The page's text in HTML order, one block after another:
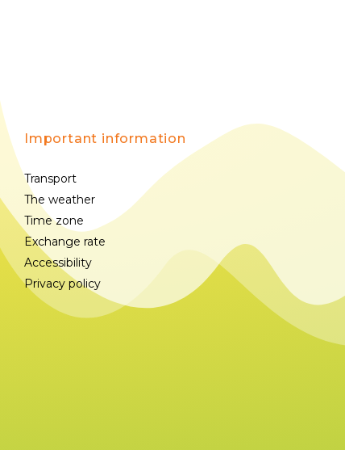
Important information
Transport
The weather
Time zone
Exchange rate
Accessibility
Privacy policy